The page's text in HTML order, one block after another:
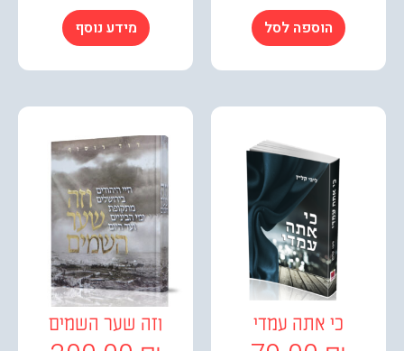
הוספה לסל מידע נוסף
כי אתה עמדי וזה שער השמים